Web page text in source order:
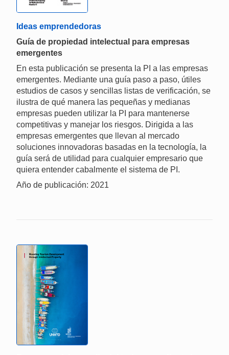
Ideas emprendedoras
Guía de propiedad intelectual para empresas
emergentes
En esta publicación se presenta la PI a las empresas
emergentes. Mediante una guía paso a paso, útiles
estudios de casos y sencillas listas de verificación, se
ilustra de qué manera las pequeñas y medianas
empresas pueden utilizar la PI para mantenerse
competitivas y manejar los riesgos. Dirigida a las
empresas emergentes que llevan al mercado
soluciones innovadoras basadas en la tecnología, la
guía será de utilidad para cualquier empresario que
quiera entender cabalmente el sistema de PI.
Año de publicación: 2021